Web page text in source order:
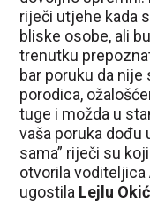
riječi utjehe kada
bliske osobe, ali
trenutku
bar poruku da nije
porodica,
tuge i možda u
vaša poruka dođu
sama” riječi su
otvorila voditeljica
ugostila Lejlu